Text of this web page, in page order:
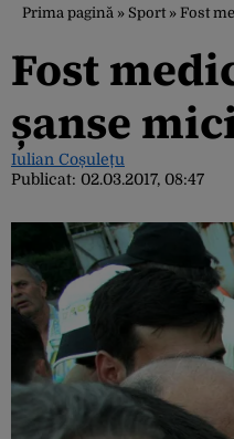
Prima pagină » Sport» Fost
Fost
șanse
Iulian Coșulețu
Publicat: 02.03.2017, 08:47